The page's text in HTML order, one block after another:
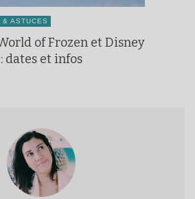
ASTUCES
of Frozen et Disney
dates et infos